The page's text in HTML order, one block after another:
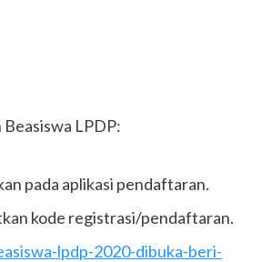
LPDP:
pada aplikasi pendaftaran.
kode registrasi/pendaftaran.
lpdp-2020-dibuka-beri-